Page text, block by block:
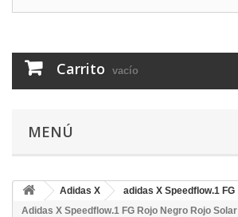
Carrito vacío
MENÚ
Adidas X adidas X Speedflow.1 FG
Adidas X Speedflow.1 FG Rojo Negro Rojo Solar